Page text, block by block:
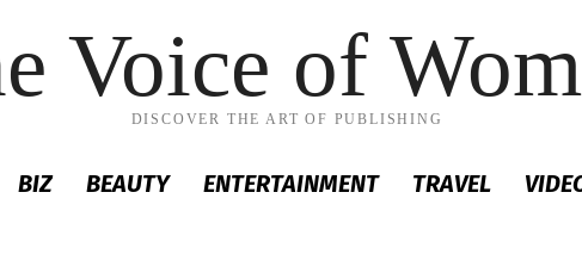
Voice of
DISCOVER THE ART OF PUBLISHING
BIZ BEAUTY ENTERTAINMENT TRAVEL